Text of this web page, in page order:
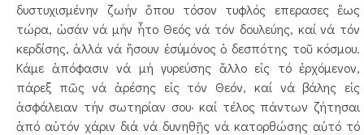
δυστυχισμένην ζωήν ὅπου τόσον τυφλός επερασες ἕως
τώρα, ὡσάν νά μήν ἦτο Θεός νά τόν δουλεύης, καί νά τόν
κερδίσης, ἀλλά νά ἤσουν ἐσύμόνος ὁ δεσπότης τοῦ κόσμου.
Κάμε ἀπόφασιν νά μή γυρεύσης ἄλλο εἰς τό ἐρχόμενον,
πάρεξ πῶς νά ἀρέσης εἰς τόν Θεόν, καί νά βάλης εἰς
ἀσφάλειαν τήν σωτηρίαν σου· καί τέλος πάντων ζήτησαι
ἀπό αὐτόν χάριν διά νά δυνηθῇς νά κατορθώσης αὐτό τό